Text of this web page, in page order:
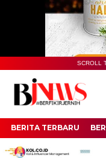
SCROLL
BERITA TERBARU